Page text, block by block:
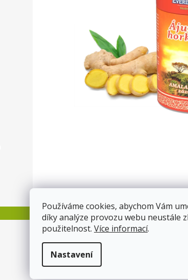
Používáme cookies, abychom Vám
díky analýze provozu webu neustále
použitelnost. Více informací.
Nastavení